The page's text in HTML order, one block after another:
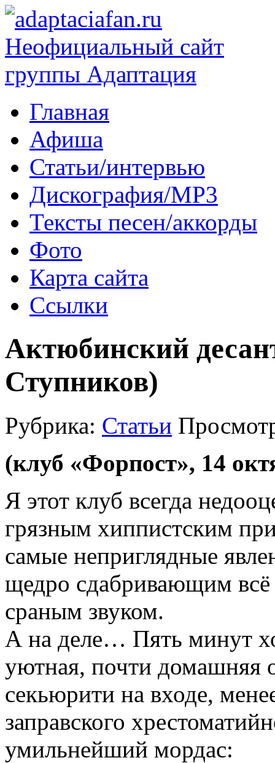
Главная
Афиша
Статьи/интервью
Дискография/MP3
Тексты песен/аккорды
Фото
Карта сайта
Ссылки
Актюбинский
Ступников)
Рубрика: Статьи
(клуб «Форпост», 14
Я этот клуб всегда
грязным хиппистским
самые неприглядные
щедро сдабривающим всё
сраным звуком.
А на деле… Пять минут
уютная, почти домашняя
секьюрити на входе,
заправского
умильнейший мордас: